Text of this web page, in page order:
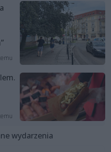
wydarzenia